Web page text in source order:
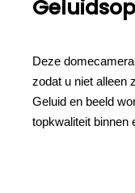
Deze
zodat u niet alleen
Geluid en beeld
topkwaliteit binnen